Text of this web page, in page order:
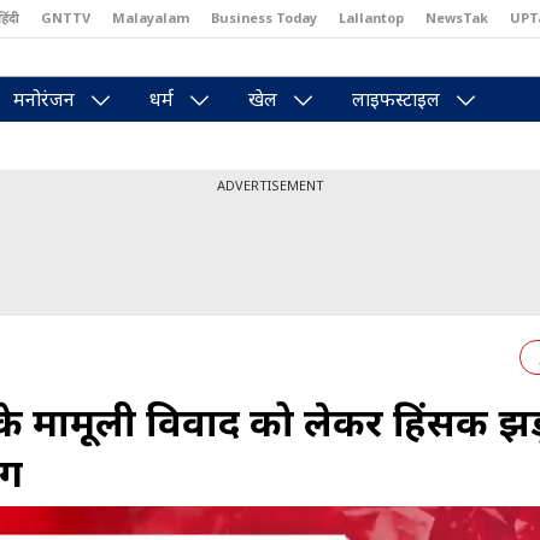
GNTTV Malayalam Business Today Lallantop NewsTak
मनोरंजन धर्म खेल लाइफस्टाइल
ADVERTISEMENT
मामूली विवाद को लेकर हिंसक